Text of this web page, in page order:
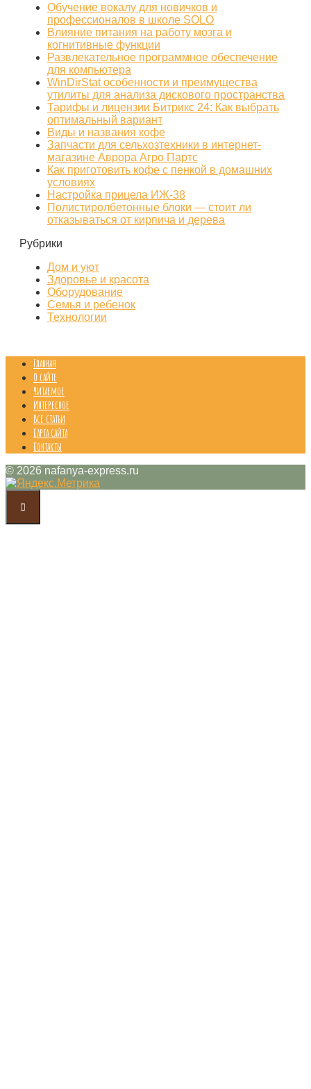
Обучение вокалу для новичков и
профессионалов в школе SOLO
Влияние питания на работу мозга и
когнитивные функции
Развлекательное программное обеспечение
для компьютера
WinDirStat особенности и преимущества
утилиты для анализа дискового пространства
Тарифы и лицензии Битрикс 24: Как выбрать
оптимальный вариант
Виды и названия кофе
Запчасти для сельхозтехники в интернет-
магазине Аврора Агро Партс
Как приготовить кофе с пенкой в домашних
условиях
Настройка прицела ИЖ‑38
Полистиролбетонные блоки — стоит ли
отказываться от кирпича и дерева
Рубрики
Дом и уют
Здоровье и красота
Оборудование
Семья и ребенок
Технологии
Главная
О сайте
Читаемое
Интересное
Все статьи
Карта сайта
Контакты
© 2026 nafanya-express.ru